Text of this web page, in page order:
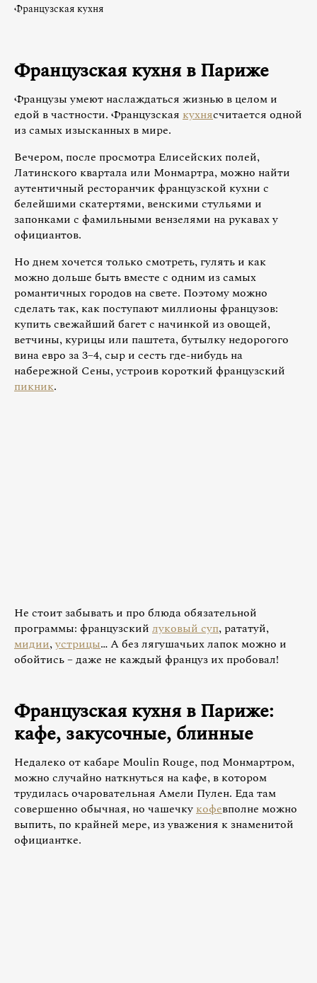
Французская кухня
Французская кухня в Париже
Французы умеют наслаждаться жизнью в целом и
едой в частности. Французская кухнясчитается одной
из самых изысканных в мире.
Вечером, после просмотра Елисейских полей,
Латинского квартала или Монмартра, можно найти
аутентичный ресторанчик французской кухни с
белейшими скатертями, венскими стульями и
запонками с фамильными вензелями на рукавах у
официантов.
Но днем хочется только смотреть, гулять и как
можно дольше быть вместе с одним из самых
романтичных городов на свете. Поэтому можно
сделать так, как поступают миллионы французов:
купить свежайший багет с начинкой из овощей,
ветчины, курицы или паштета, бутылку недорогого
вина евро за 3–4, сыр и сесть где-нибудь на
набережной Сены, устроив короткий французский
пикник.
Не стоит забывать и про блюда обязательной
программы: французский луковый суп, рататуй,
мидии,устрицы… А без лягушачьих лапок можно и
обойтись – даже не каждый француз их пробовал!
Французская кухня в Париже:
кафе, закусочные, блинные
Недалеко от кабаре Moulin Rouge, под Монмартром,
можно случайно наткнуться на кафе, в котором
трудилась очаровательная Амели Пулен. Еда там
совершенно обычная, но чашечкукофевполне можно
выпить, по крайней мере, из уважения к знаменитой
официантке.